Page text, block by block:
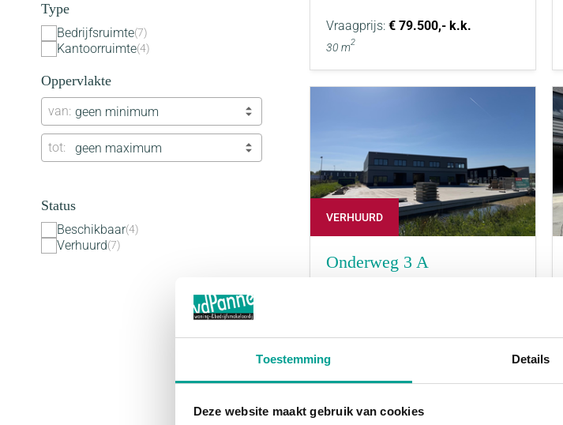
Toestemming Details
Deze website maakt gebruik van cookies
Type
Bedrijfsruimte 7
Kantoorruimte 4
Oppervlakte
van geen minimum
tot geen maximum
Status
Beschikbaar 4
Verhuurd 7
Vraagprijs: € 79.500,- k.k.
30 m2
VERHUURD
Onderweg 3 A
460 m2